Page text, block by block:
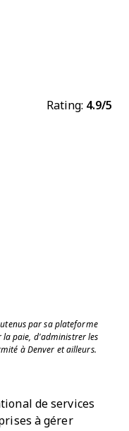
Rating: 4.9/5
par sa plateforme
paie, d'administrer les
à Denver et ailleurs.
de services
à gérer